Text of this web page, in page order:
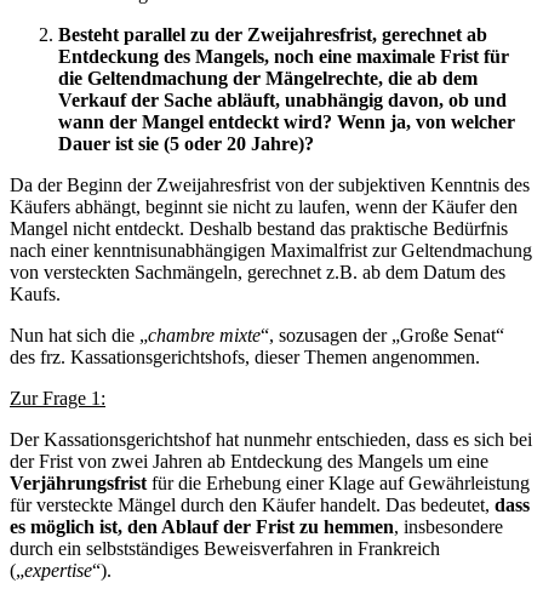
Besteht parallel zu der Zweijahresfrist, gerechnet ab
Entdeckung des Mangels, noch eine maximale Frist für
die Geltendmachung der Mängelrechte, die ab dem
Verkauf der Sache abläuft, unabhängig davon, ob und
wann der Mangel entdeckt wird? Wenn ja, von welcher
Dauer ist sie (5 oder 20 Jahre)?
Da der Beginn der Zweijahresfrist von der subjektiven Kenntnis des
Käufers abhängt, beginnt sie nicht zu laufen, wenn der Käufer den
Mangel nicht entdeckt. Deshalb bestand das praktische Bedürfnis
nach einer kenntnisunabhängigen Maximalfrist zur Geltendmachung
von versteckten Sachmängeln, gerechnet z.B. ab dem Datum des
Kaufs.
Nun hat sich die „chambre mixte“, sozusagen der „Große Senat“
des frz. Kassationsgerichtshofs, dieser Themen angenommen.
Zur Frage 1:
Der Kassationsgerichtshof hat nunmehr entschieden, dass es sich bei
der Frist von zwei Jahren ab Entdeckung des Mangels um eine
Verjährungsfrist für die Erhebung einer Klage auf Gewährleistung
für versteckte Mängel durch den Käufer handelt. Das bedeutet, dass
es möglich ist, den Ablauf der Frist zu hemmen, insbesondere
durch ein selbstständiges Beweisverfahren in Frankreich
(„expertise“).